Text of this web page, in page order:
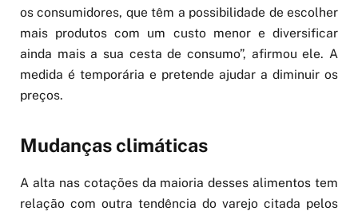
os consumidores, que têm a possibilidade de escolher
mais produtos com um custo menor e diversificar
ainda mais a sua cesta de consumo”, afirmou ele. A
medida é temporária e pretende ajudar a diminuir os
preços.
Mudanças climáticas
A alta nas cotações da maioria desses alimentos tem
relação com outra tendência do varejo citada pelos